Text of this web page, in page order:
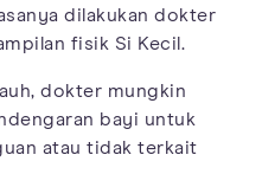
dilakukan dokter
fisik Si Kecil.
dokter mungkin
bayi untuk
atau tidak terkait